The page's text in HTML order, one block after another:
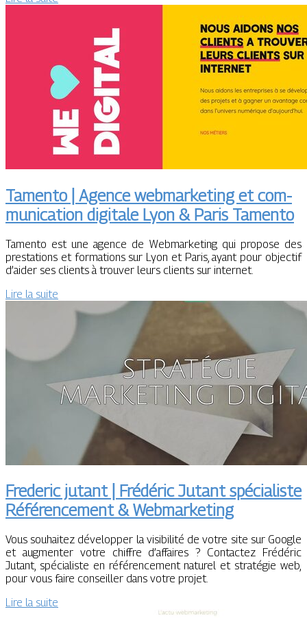
Tamento | Agence web­mar­ke­ting et com­
munica­tion digitale Lyon & Paris Tamento
Tamento est une agence de Webmarketing qui propose des
prestations et formations sur Lyon et Paris, ayant pour objectif
d’aider ses clients à trouver leurs clients sur internet.
Lire la suite
Frederic jutant | Frédéric Jutant spécialiste
Référen­ce­ment & Web­mar­ke­ting
Vous souhaitez développer la visibilité de votre site sur Google
et augmenter votre chiffre d’affaires ? Contactez Frédéric
Jutant, spécialiste en référencement naturel et stratégie web,
pour vous faire conseiller dans votre projet.
Lire la suite